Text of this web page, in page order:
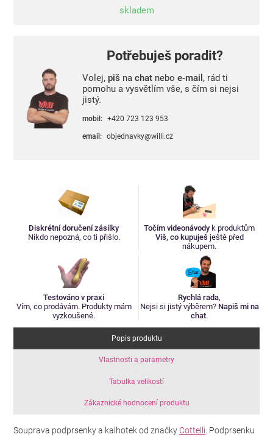
skladem
Potřebuješ poradit?
Volej, piš na chatnebo e-mail , rád ti
pomohu a vysvětlím vše, s čím si nejsi
jistý.
mobil: +420 723 123 953
email: objednavky@willi.cz
Diskrétní doručení zásilky
Nikdo nepozná, co ti přišlo.
Točím videonávody k produktům
Víš, co kupuješ ještě před
nákupem.
Testováno v praxi
Vím, co prodávám. Produkty mám
vyzkoušené.
Rychlá rada,
Nejsi si jistý výběrem? Napiš mi na
chat.
Popis produktu
Vlastnosti a parametry
Tabulka velikostí
Zákaznické hodnocení produktu
Souprava podprsenky a kalhotek od značky Cottelli. Podprsenku